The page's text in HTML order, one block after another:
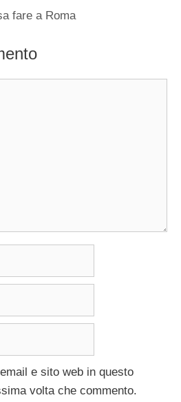
fare a Roma
e sito web in questo
volta che commento.